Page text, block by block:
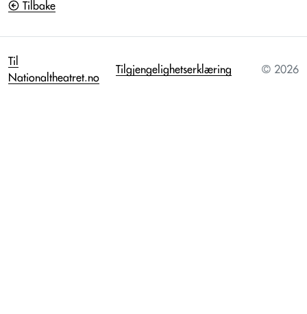
Tilbake
Til
Nationaltheatret.no
Tilgjengelighetserklæring © 2026